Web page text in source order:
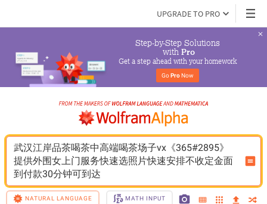
UPGRADE TO PRO
Step-by-Step Solutions
with Pro
Get a step ahead with your homework
Go Pro Now
武汉江岸品茶喝茶中高端喝茶场子vx《365#2895》
提供外围女上门服务快速选照片快速安排不收定金面
到付款30分钟可到达
NATURAL LANGUAGE MATH INPUT